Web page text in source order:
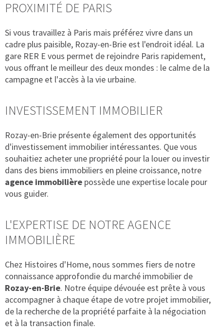
PROXIMITÉ DE PARIS
Si vous travaillez à Paris mais préférez vivre dans un
cadre plus paisible, Rozay-en-Brie est l'endroit idéal. La
gare RER E vous permet de rejoindre Paris rapidement,
vous offrant le meilleur des deux mondes : le calme de la
campagne et l'accès à la vie urbaine.
INVESTISSEMENT IMMOBILIER
Rozay-en-Brie présente également des opportunités
d'investissement immobilier intéressantes. Que vous
souhaitiez acheter une propriété pour la louer ou investir
dans des biens immobiliers en pleine croissance, notre
agence immobilière possède une expertise locale pour
vous guider.
L'EXPERTISE DE NOTRE AGENCE
IMMOBILIÈRE
Chez Histoires d'Home, nous sommes fiers de notre
connaissance approfondie du marché immobilier de
Rozay-en-Brie. Notre équipe dévouée est prête à vous
accompagner à chaque étape de votre projet immobilier,
de la recherche de la propriété parfaite à la négociation
et à la transaction finale.